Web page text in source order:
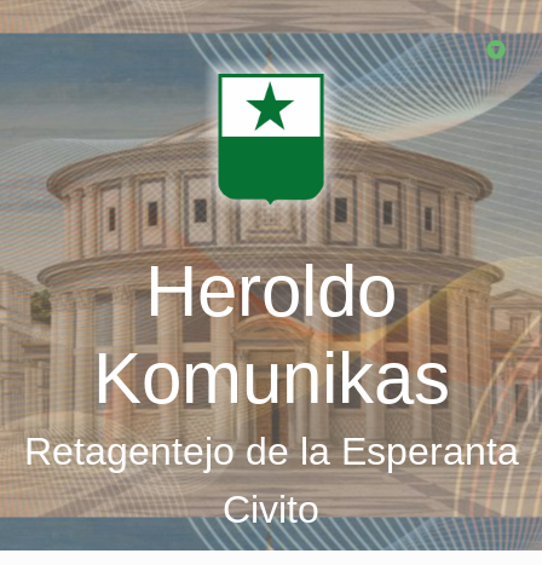
Skip
Heroldo
Komunikas
Retagentejo de la Esperanta
Civito